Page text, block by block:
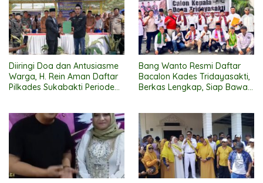
Diiringi Doa dan Antusiasme
Warga, H. Rein Aman Daftar
Pilkades Sukabakti Periode
Bang Wanto Resmi Daftar
Bacalon Kades Tridayasakti,
Berkas Lengkap, Siap Bawa